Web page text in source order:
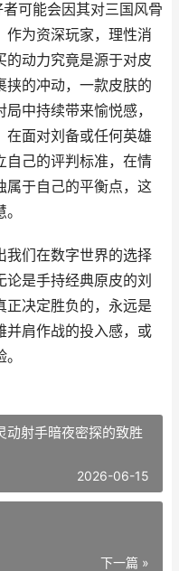
可能会因其对三国风骨
作为资深玩家，理性消
的动力究竟是源于对皮
挟的冲动，一款皮肤的
中持续带来愉悦感，
在面对刘备或任何英雄
自己的评判标准，在情
属于自己的平衡点，这
我们在数字世界的选择
是手持经典原皮的刘
正决定胜负的，永远是
并肩作战的投入感，或
动射手暗夜密探的致胜
2026-06-15
下一篇 »